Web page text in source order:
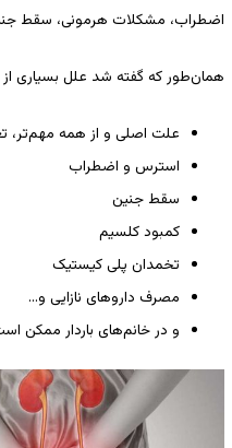
اضطراب، مشکلات هرمونی، سقط
همان‌طور که گفته شد علل بسیاری از
علت اصلی و از همه مهم‌تر،
استرس و اضطراب
سقط جنین
کمبود کلسیم
تخمدان پلی کیستیک
مصرف داروهای نازایی و…
و در خانم‌های باردار ممکن